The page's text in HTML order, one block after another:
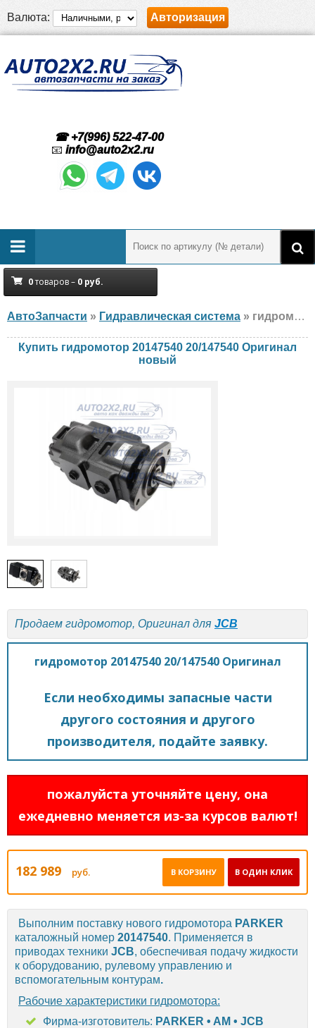
Валюта: Авторизация
☎ +7(996) 522-47-00
📧 info@auto2x2.ru
0товаров – 0 руб.
АвтоЗапчасти » Гидравлическая система » гидромотор Оригинал 20147540 20/147540 JCB, новый
Купить гидромотор 20147540 20/147540 Оригинал
новый
Продаем гидромотор, Оригинал для JCB
гидромотор 20147540 20/147540 Оригинал
Если необходимы запасные части
другого состояния и другого
производителя, подайте заявку.
пожалуйста уточняйте цену, она
ежедневно меняется из-за курсов валют!
182 989 руб. В ОДИН КЛИК
В КОРЗИНУ
Выполним поставку нового гидромотора PARKER
каталожный номер 20147540. Применяется в
приводах техники JCB, обеспечивая подачу жидкости
к оборудованию, рулевому управлению и
вспомогательным контурам.
Рабочие характеристики гидромотора:
Фирма-изготовитель: PARKER • AM • JCB